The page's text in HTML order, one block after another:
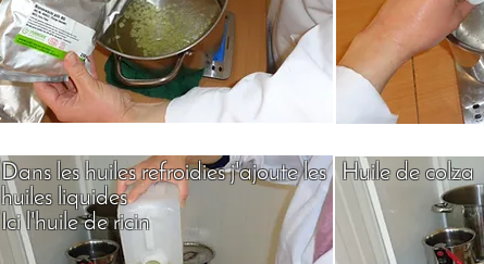
Dans les huiles refroidies j'ajoute les
huiles liquides
Ici l'huile de ricin
Huile de colza